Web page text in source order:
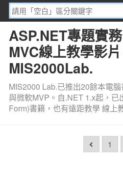
ASP.NET專題實
MVC線上教學影
MIS2000Lab.
MIS2000 Lab.已推出20餘本電
與微軟MVP。自.NET 1.x起，已
Form)書籍，也有遠距教學 線上
1